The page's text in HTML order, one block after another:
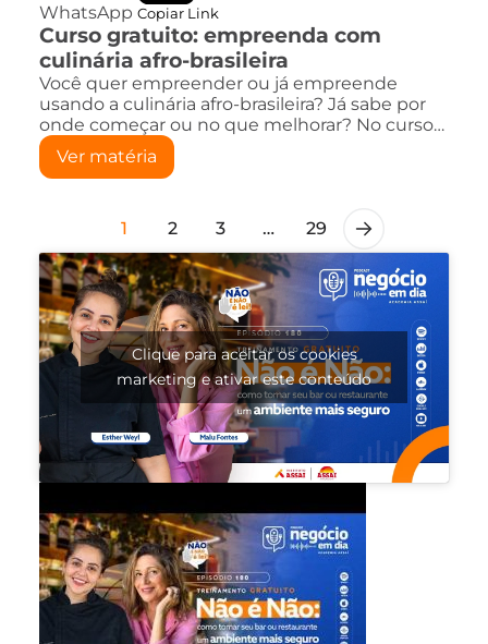
WhatsApp Copiar Link
Curso gratuito: empreenda com
culinária afro-brasileira
Você quer empreender ou já empreende
usando a culinária afro-brasileira? Já sabe por
onde começar ou no que melhorar? No curso…
Ver matéria
1 2 3 … 29
Clique para aceitar os cookies
marketing e ativar este conteúdo